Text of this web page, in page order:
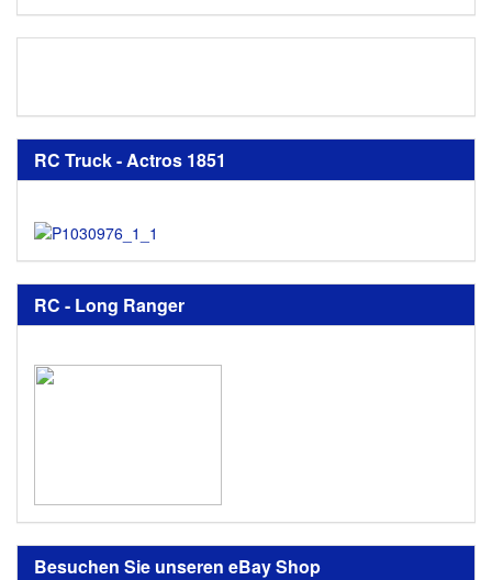
RC Truck - Actros 1851
RC - Long Ranger
Besuchen Sie unseren eBay Shop